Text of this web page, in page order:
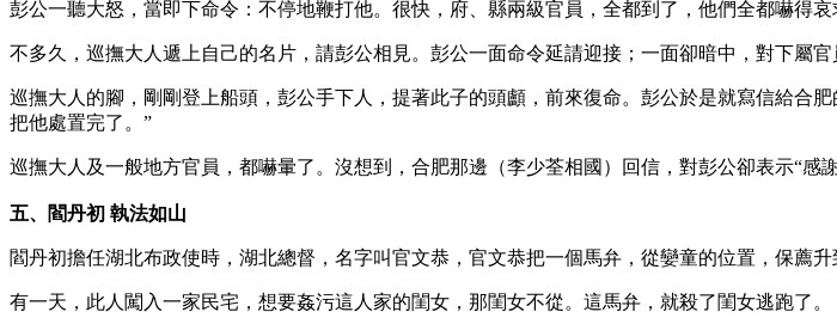
彭公一聽大怒，當即下命令：不停地鞭打他。很快，府、縣兩級官員，全都到了，他們全都嚇得哀
不多久，巡撫大人遞上自己的名片，請彭公相見。彭公一面命令延請迎接；一面卻暗中，對下屬
巡撫大人的腳，剛剛登上船頭，彭公手下人，提著此子的頭顱，前來復命。彭公於是就寫信給合
把他處置完了。”
巡撫大人及一般地方官員，都嚇暈了。沒想到，合肥那邊（李少荃相國）回信，對彭公卻表示“感謝
五、閻丹初 執法如山
閻丹初擔任湖北布政使時，湖北總督，名字叫官文恭，官文恭把一個馬弁，從孌童的位置，保薦
有一天，此人闖入一家民宅，想要姦污這人家的閨女，那閨女不從。這馬弁，就殺了閨女逃跑了。